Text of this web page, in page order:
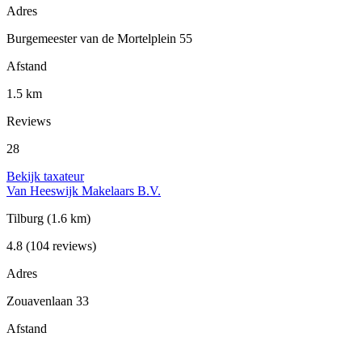
Adres
Burgemeester van de Mortelplein 55
Afstand
1.5 km
Reviews
28
Bekijk taxateur
Van Heeswijk Makelaars B.V.
Tilburg (1.6 km)
4.8 (104 reviews)
Adres
Zouavenlaan 33
Afstand